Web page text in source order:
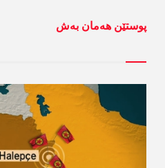
پوستێن ھەمان بەش